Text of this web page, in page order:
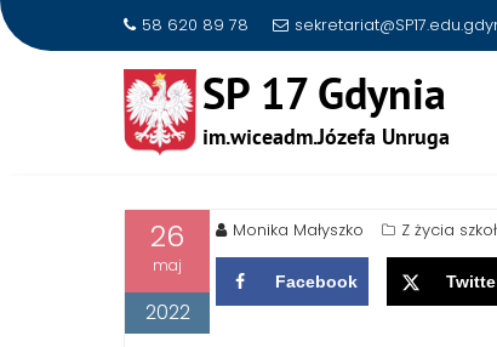
58 620 89 78
EGZAMIN
26
maj
2022
Monika Małyszko Z życia
Facebook